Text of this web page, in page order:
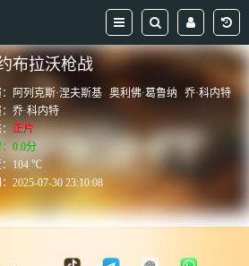
布拉沃枪战
阿列克斯·涅夫斯基 奥利佛·葛鲁纳
乔·科内特
：乔·科内特
：正片
：0.0分
：104 ℃
：2025-07-30 23:10:08